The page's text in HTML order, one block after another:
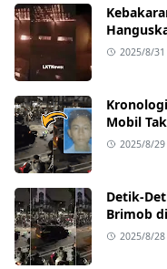
2025/8/31
Mobil
Ternyata
2025/8/29
Detik-
Brimob
2025/8/28